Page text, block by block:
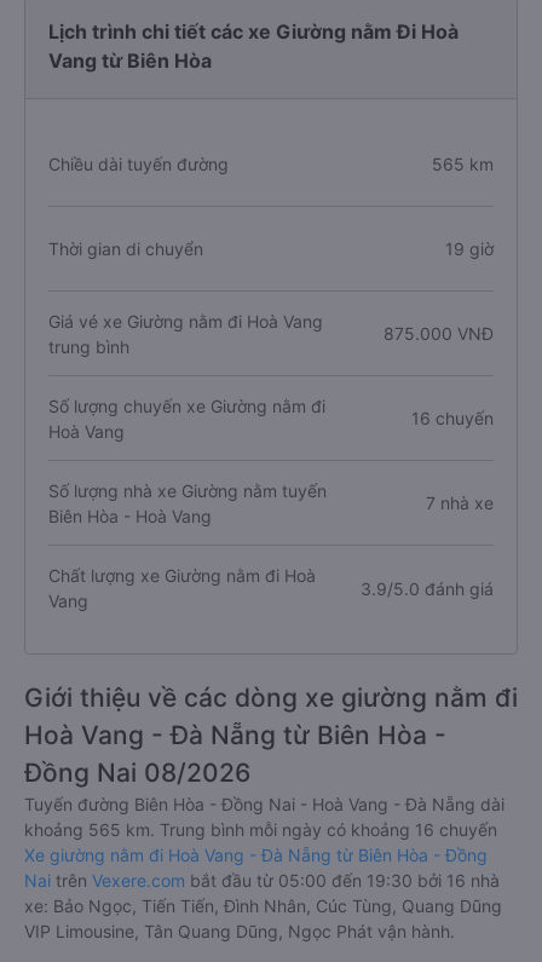
Lịch trình chi tiết các xe Giường nằm Đi Hoà
Vang từ Biên Hòa
Chiều dài tuyến đường 565 km
Thời gian di chuyển 19 giờ
Giá vé xe Giường nằm đi Hoà Vang
trung bình
875.000 VNĐ
Số lượng chuyến xe Giường nằm đi
Hoà Vang
16 chuyến
Số lượng nhà xe Giường nằm tuyến
Biên Hòa - Hoà Vang
7 nhà xe
Chất lượng xe Giường nằm đi Hoà
Vang
3.9/5.0 đánh giá
Giới thiệu về các dòng xe giường nằm đi
Hoà Vang - Đà Nẵng từ Biên Hòa -
Đồng Nai 08/2026
Tuyến đường Biên Hòa - Đồng Nai - Hoà Vang - Đà Nẵng dài
khoảng 565 km. Trung bình mỗi ngày có khoảng 16 chuyến
Xe giường nằm đi Hoà Vang - Đà Nẵng từ Biên Hòa - Đồng
Nai trên Vexere.com bắt đầu từ 05:00 đến 19:30 bởi 16 nhà
xe: Bảo Ngọc, Tiến Tiến, Đình Nhân, Cúc Tùng, Quang Dũng
VIP Limousine, Tân Quang Dũng, Ngọc Phát vận hành.